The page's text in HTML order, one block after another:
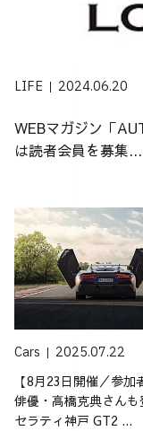
LIFE 2024.06.20
WEBマガジン「
は読者会員を募集...
Cars 2025.07.22
【8月23日開催／参加
俳優・高橋克典さんも
セラティ神戸 GT2 ...